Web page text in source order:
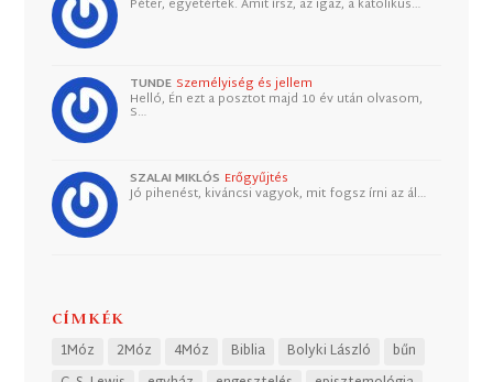
TUNDE Személyiség és jellem
Helló, Én ezt a posztot majd 10 év után olvasom,
S…
SZALAI MIKLÓS Erőgyűjtés
Jó pihenést, kiváncsi vagyok, mit fogsz írni az ál…
CÍMKÉK
1Móz 2Móz 4Móz Biblia Bolyki László
bűn